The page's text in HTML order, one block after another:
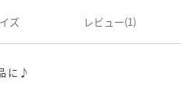
ズ レビュー(1)
に♪